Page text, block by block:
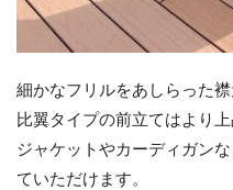
細かなフリルをあしらった
比翼タイプの前立てはより上
ジャケットやカーディガン
ていただけます。